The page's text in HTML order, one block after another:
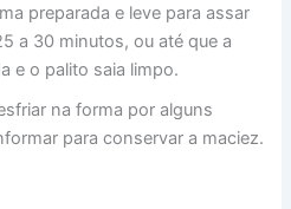
preparada e leve para assar
a 30 minutos, ou até que a
e o palito saia limpo.
na forma por alguns
para conservar a maciez.